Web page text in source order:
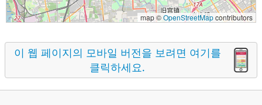
map ©OpenStreetMapcontributors
이 웹 페이지의 모바일 버전을 보려면 여기를
클릭하세요.